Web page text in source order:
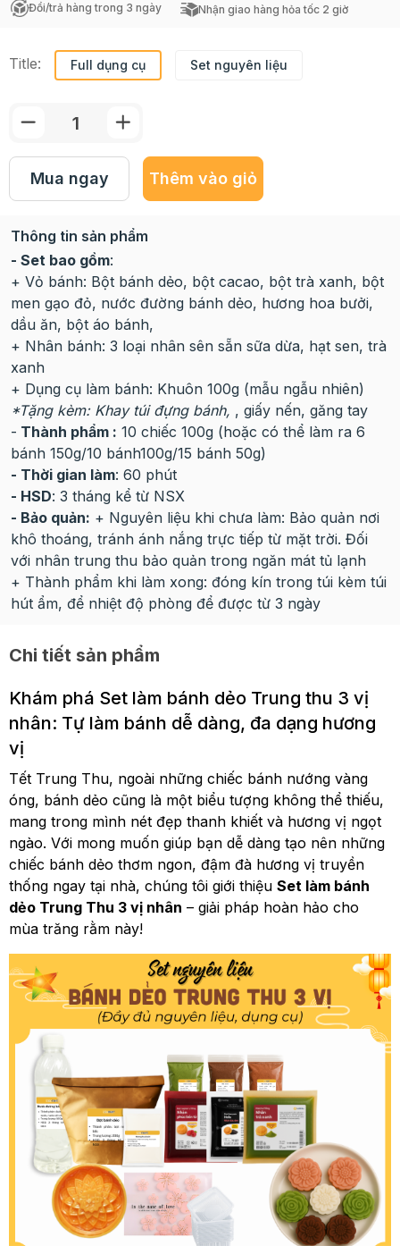
Đổi/trả hàng trong 3 ngày Nhận giao hàng hỏa tốc 2 giờ
Title: Full dụng cụ Set nguyên liệu
Mua ngay Thêm vào giỏ
Thông tin sản phẩm
- Set bao gồm:
+ Vỏ bánh: Bột bánh dẻo, bột cacao, bột trà xanh, bột
men gạo đỏ, nước đường bánh dẻo, hương hoa bưởi,
dầu ăn, bột áo bánh,
+ Nhân bánh: 3 loại nhân sên sẵn sữa dừa, hạt sen, trà
xanh
+ Dụng cụ làm bánh: Khuôn 100g (mẫu ngẫu nhiên)
*Tặng kèm: Khay túi đựng bánh, , giấy nến, găng tay
- Thành phẩm : 10 chiếc 100g (hoặc có thể làm ra 6
bánh 150g/10 bánh100g/15 bánh 50g)
- Thời gian làm: 60 phút
- HSD: 3 tháng kể từ NSX
- Bảo quản: + Nguyên liệu khi chưa làm: Bảo quản nơi
khô thoáng, tránh ánh nắng trực tiếp từ mặt trời. Đối
với nhân trung thu bảo quản trong ngăn mát tủ lạnh
+ Thành phẩm khi làm xong: đóng kín trong túi kèm túi
hút ẩm, để nhiệt độ phòng để được từ 3 ngày
Chi tiết sản phẩm
Khám phá Set làm bánh dẻo Trung thu 3 vị
nhân: Tự làm bánh dễ dàng, đa dạng hương
vị
Tết Trung Thu, ngoài những chiếc bánh nướng vàng
óng, bánh dẻo cũng là một biểu tượng không thể thiếu,
mang trong mình nét đẹp thanh khiết và hương vị ngọt
ngào. Với mong muốn giúp bạn dễ dàng tạo nên những
chiếc bánh dẻo thơm ngon, đậm đà hương vị truyền
thống ngay tại nhà, chúng tôi giới thiệu Set làm bánh
dẻo Trung Thu 3 vị nhân – giải pháp hoàn hảo cho
mùa trăng rằm này!